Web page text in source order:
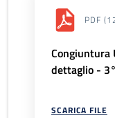
PDF
Congiuntura
dettaglio -
SCARICA FILE